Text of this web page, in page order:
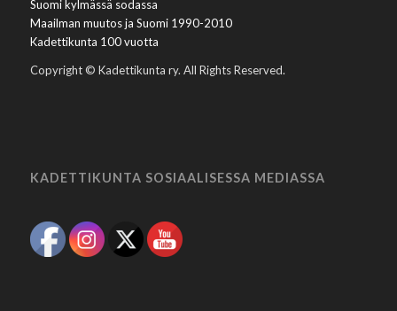
Suomi kylmässä sodassa
Maailman muutos ja Suomi 1990-2010
Kadettikunta 100 vuotta
Copyright © Kadettikunta ry. All Rights Reserved.
KADETTIKUNTA SOSIAALISESSA MEDIASSA